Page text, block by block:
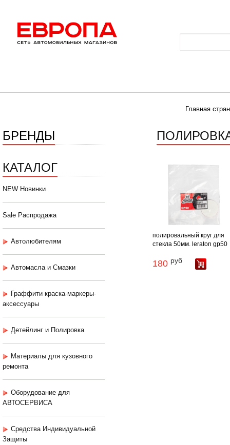
Главная
БРЕНДЫ
КАТАЛОГ
NEW Новинки
Sale Распродажа
Автолюбителям
Автомасла и Смазки
Граффити краска-маркеры-
аксессуары
Детейлинг и Полировка
Материалы для кузовного
ремонта
Оборудование для
АВТОСЕРВИСА
Средства Индивидуальной
Защиты
полировальный круг для
стекла 50мм. leraton gp50
180 руб